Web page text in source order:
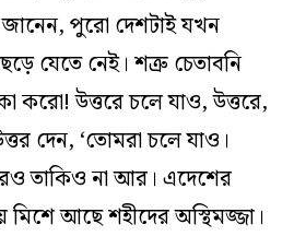
জানেন, পুরো দেশটাই যখন
যেতে নেই। শত্রু চেতাবনি
করো! উত্তরে চলে যাও, উত্তরে,
দেন, ‘তোমরা চলে যাও।
তাকিও না আর। এদেশের
মিশে আছে শহীদের অস্থিমজ্জা।